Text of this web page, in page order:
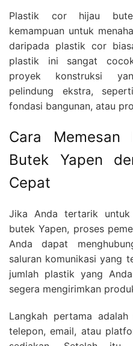
Plastik cor hijau
kemampuan untuk
daripada plastik cor
plastik ini sangat
proyek konstruksi
pelindung ekstra,
fondasi bangunan, atau
Cara
Butek Yapen
Cepat
Jika Anda tertarik
butek Yapen, proses
Anda dapat
saluran komunikasi yang
jumlah plastik yang
segera mengirimkan
Langkah pertama
telepon, email, atau